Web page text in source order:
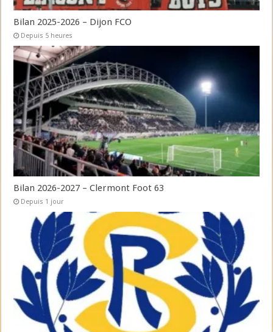
Bilan 2025-2026 – Dijon FCO
Depuis 5 heures
Bilan 2026-2027 – Clermont Foot 63
Depuis 1 jour